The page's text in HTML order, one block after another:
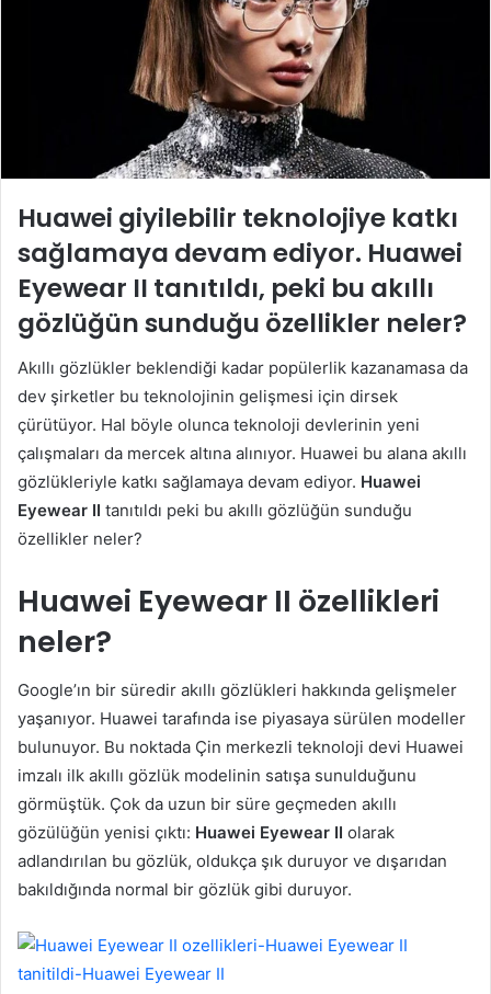
Huawei giyilebilir teknolojiye katkı
sağlamaya devam ediyor. Huawei
Eyewear II tanıtıldı, peki bu akıllı
gözlüğün sunduğu özellikler neler?
Akıllı gözlükler beklendiği kadar popülerlik kazanamasa da
dev şirketler bu teknolojinin gelişmesi için dirsek
çürütüyor. Hal böyle olunca teknoloji devlerinin yeni
çalışmaları da mercek altına alınıyor. Huawei bu alana akıllı
gözlükleriyle katkı sağlamaya devam ediyor. Huawei
Eyewear II tanıtıldı peki bu akıllı gözlüğün sunduğu
özellikler neler?
Huawei Eyewear II özellikleri
neler?
Google’ın bir süredir akıllı gözlükleri hakkında gelişmeler
yaşanıyor. Huawei tarafında ise piyasaya sürülen modeller
bulunuyor. Bu noktada Çin merkezli teknoloji devi Huawei
imzalı ilk akıllı gözlük modelinin satışa sunulduğunu
görmüştük. Çok da uzun bir süre geçmeden akıllı
gözülüğün yenisi çıktı: Huawei Eyewear II olarak
adlandırılan bu gözlük, oldukça şık duruyor ve dışarıdan
bakıldığında normal bir gözlük gibi duruyor.